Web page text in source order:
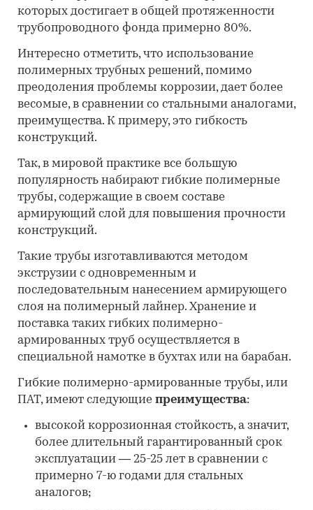
которых достигает в общей протяженности
трубопроводного фонда примерно 80%.
Интересно отметить, что использование
полимерных трубных решений, помимо
преодоления проблемы коррозии, дает более
весомые, в сравнении со стальными аналогами,
преимущества. К примеру, это гибкость
конструкций.
Так, в мировой практике все большую
популярность набирают гибкие полимерные
трубы, содержащие в своем составе
армирующий слой для повышения прочности
конструкций.
Такие трубы изготавливаются методом
экструзии с одновременным и
последовательным нанесением армирующего
слоя на полимерный лайнер. Хранение и
поставка таких гибких полимерно-
армированных труб осуществляется в
специальной намотке в бухтах или на барабан.
Гибкие полимерно-армированные трубы, или
ПАТ, имеют следующие преимущества:
высокой коррозионная стойкость, а значит,
более длительный гарантированный срок
эксплуатации — 25-25 лет в сравнении с
примерно 7-ю годами для стальных
аналогов;